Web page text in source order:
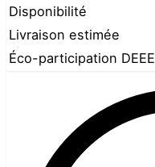
Disponibilité
Livraison estimée
Éco-participation DEEE